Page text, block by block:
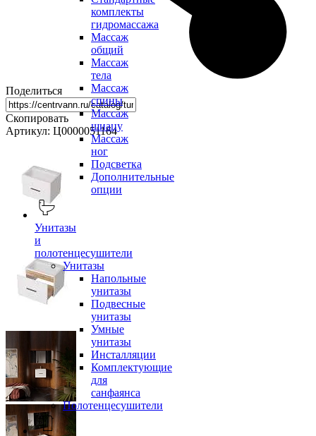
комплекты
гидромассажа
Массаж
общий
Массаж
тела
Массаж
спины
Массаж
шиацу
Массаж
ног
Подсветка
Дополнительные
опции
Унитазы
и
полотенцесушители
Унитазы
Напольные
унитазы
Подвесные
унитазы
Умные
унитазы
Инсталляции
Комплектующие
для
санфаянса
Полотенцесушители
Поделиться
Скопировать
Артикул: Ц0000051164